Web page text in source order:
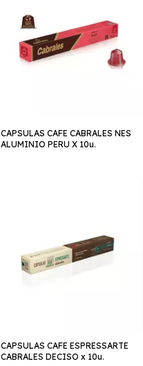
CAPSULAS CAFE CABRALES NES
ALUMINIO PERU X 10u.
CAPSULAS CAFE ESPRESSARTE
CABRALES DECISO x 10u.